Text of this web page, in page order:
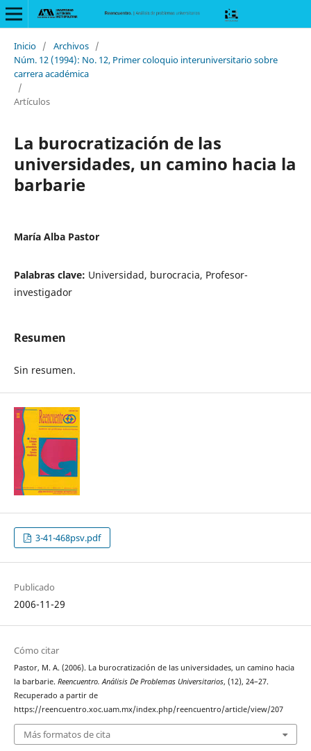
Inicio / Archivos /
Núm. 12 (1994): No. 12, Primer coloquio interuniversitario sobre
carrera académica
/
Artículos
La burocratización de las
universidades, un camino hacia la
barbarie
María Alba Pastor
Palabras clave: Universidad, burocracia, Profesor-
investigador
Resumen
Sin resumen.
3-41-468psv.pdf
Publicado
2006-11-29
Cómo citar
Pastor, M. A. (2006). La burocratización de las universidades, un camino hacia
la barbarie. Reencuentro. Análisis De Problemas Universitarios, (12), 24–27.
Recuperado a partir de
https://reencuentro.xoc.uam.mx/index.php/reencuentro/article/view/207
Más formatos de cita